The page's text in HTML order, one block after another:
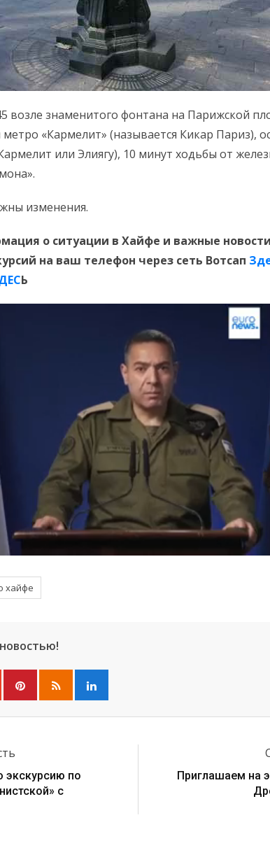
возле знаменитого фонтана на Парижской
«Кармелит» (называется Кикар Париз),
или Элиягу), 10 минут ходьбы от
изменения.
о ситуации в Хайфе и важные
на ваш телефон через сеть Вотсап
Ь
хайфе
экскурсию по
с
Приглашаем на